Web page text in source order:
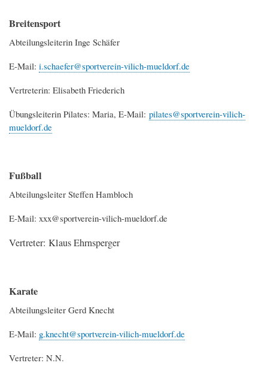
Breitensport
Abteilungsleiterin Inge Schäfer
E-Mail: i.schaefer@sportverein-vilich-mueldorf.de
Vertreterin: Elisabeth Friederich
Übungsleiterin Pilates: Maria, E-Mail: pilates@sportverein-vilich-
mueldorf.de
Fußball
Abteilungsleiter Steffen Hambloch
E-Mail: xxx@sportverein-vilich-mueldorf.de
Vertreter: Klaus Ehrnsperger
Karate
Abteilungsleiter Gerd Knecht
E-Mail: g.knecht@sportverein-vilich-mueldorf.de
Vertreter: N.N.